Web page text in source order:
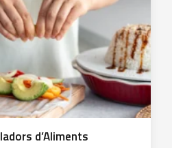
d’Aliments